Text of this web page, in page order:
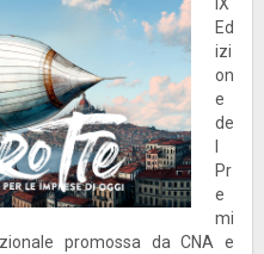
IX
Ed
izi
on
e
de
Pr
e
mi
promossa da CNA e